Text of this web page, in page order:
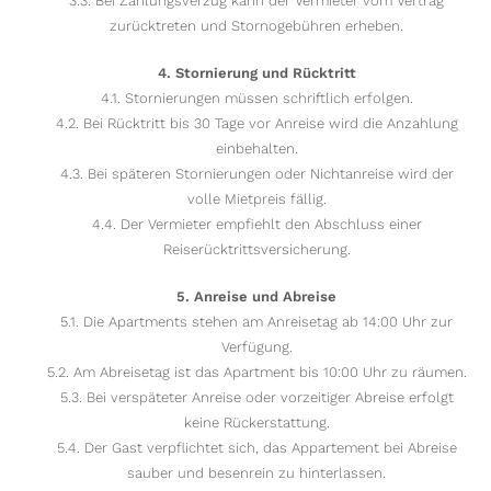
zurücktreten und Stornogebühren erheben.
4. Stornierung und Rücktritt
4.1. Stornierungen müssen schriftlich erfolgen.
4.2. Bei Rücktritt bis 30 Tage vor Anreise wird die Anzahlung
einbehalten.
4.3. Bei späteren Stornierungen oder Nichtanreise wird der
volle Mietpreis fällig.
4.4. Der Vermieter empfiehlt den Abschluss einer
Reiserücktrittsversicherung.
5. Anreise und Abreise
5.1. Die Apartments stehen am Anreisetag ab 14:00 Uhr zur
Verfügung.
5.2. Am Abreisetag ist das Apartment bis 10:00 Uhr zu räumen.
5.3. Bei verspäteter Anreise oder vorzeitiger Abreise erfolgt
keine Rückerstattung.
5.4. Der Gast verpflichtet sich, das Appartement bei Abreise
sauber und besenrein zu hinterlassen.